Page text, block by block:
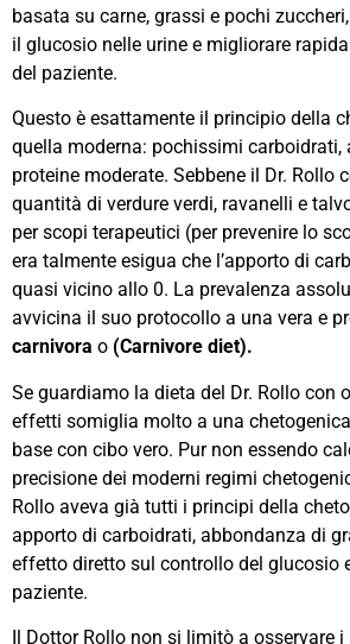
basata su carne, grassi e pochi
il glucosio nelle urine e migliorare
del paziente.
Questo è esattamente il principio della
quella moderna: pochissimi carboidrati,
proteine moderate. Sebbene il Dr. Rollo
quantità di verdure verdi, ravanelli e
per scopi terapeutici (per prevenire lo
era talmente esigua che l’apporto di
quasi vicino allo 0. La prevalenza
avvicina il suo protocollo a una vera e
carnivora o (Carnivore diet).
Se guardiamo la dieta del Dr. Rollo con
effetti somiglia molto a una
base con cibo vero. Pur non essendo
precisione dei moderni regimi
Rollo aveva già tutti i principi della
apporto di carboidrati, abbondanza di
effetto diretto sul controllo del glucosio
paziente.
Il Dottor Rollo non si limitò a osservare